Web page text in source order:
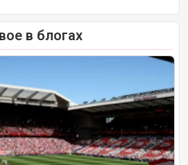
в блогах